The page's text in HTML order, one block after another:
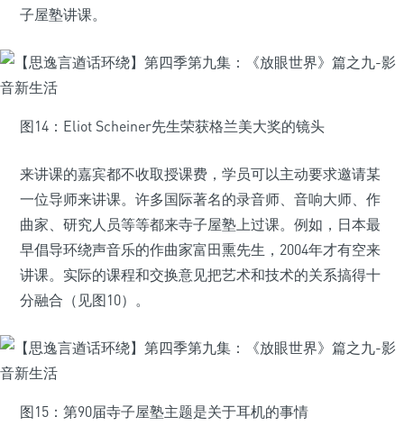
子屋塾讲课。
图14：Eliot Scheiner先生荣获格兰美大奖的镜头
来讲课的嘉宾都不收取授课费，学员可以主动要求邀请某
一位导师来讲课。许多国际著名的录音师、音响大师、作
曲家、研究人员等等都来寺子屋塾上过课。例如，日本最
早倡导环绕声音乐的作曲家富田熏先生，2004年才有空来
讲课。实际的课程和交换意见把艺术和技术的关系搞得十
分融合（见图10）。
图15：第90届寺子屋塾主题是关于耳机的事情